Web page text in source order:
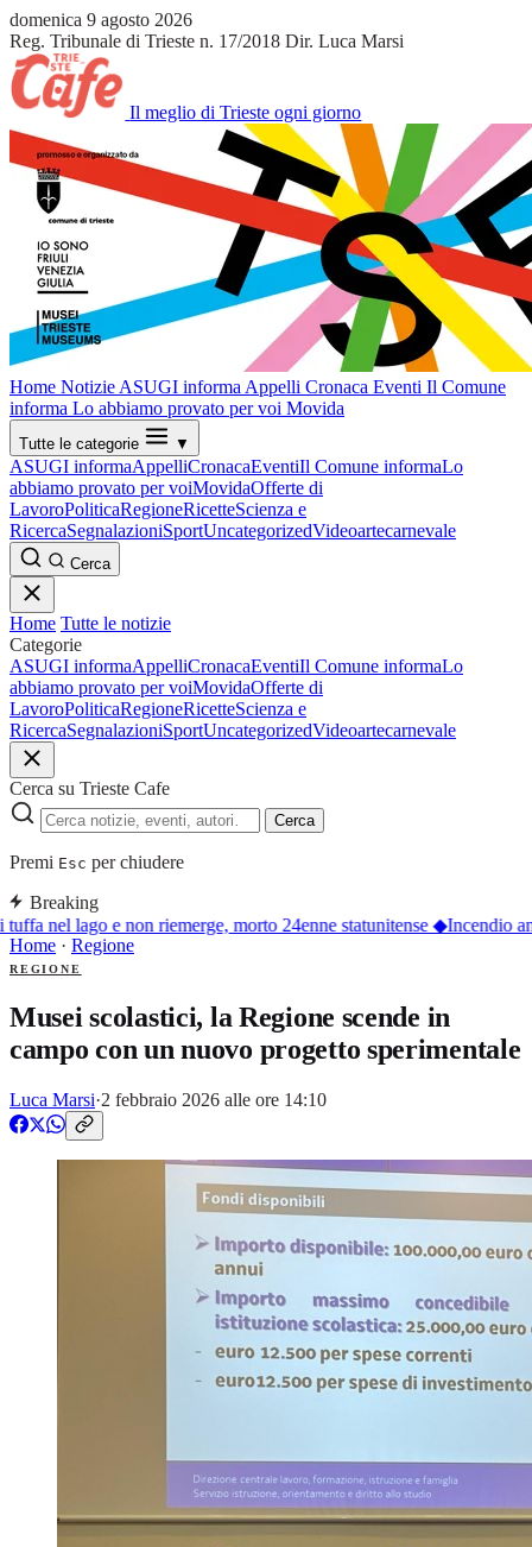
domenica 9 agosto 2026
Reg. Tribunale di Trieste n. 17/2018 Dir. Luca Marsi
Il meglio di Trieste ogni giorno
Home Notizie ASUGI informa Appelli Cronaca Eventi Il Comune
informa Lo abbiamo provato per voi Movida
Tutte le categorie ▼
ASUGI informaAppelliCronacaEventiIl Comune informaLo
abbiamo provato per voiMovidaOfferte di
LavoroPoliticaRegioneRicetteScienza e
RicercaSegnalazioniSportUncategorizedVideoartecarnevale
Cerca
Home Tutte le notizie
Categorie
ASUGI informaAppelliCronacaEventiIl Comune informaLo
abbiamo provato per voiMovidaOfferte di
LavoroPoliticaRegioneRicetteScienza e
RicercaSegnalazioniSportUncategorizedVideoartecarnevale
Cerca su Trieste Cafe
Cerca
Premi Esc per chiudere
Breaking
tuffa nel lago e non riemerge, morto 24enne statunitense◆Incendio
Home · Regione
REGIONE
Musei scolastici, la Regione scende in
campo con un nuovo progetto sperimentale
Luca Marsi·2 febbraio 2026 alle ore 14:10